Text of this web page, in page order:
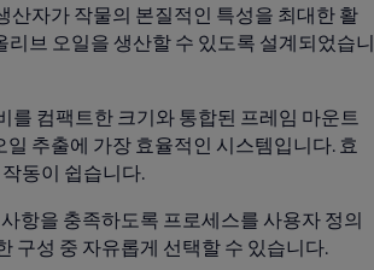
자가 작물의 본질적인 특성을 최대한 활
브 오일을 생산할 수 있도록 설계되었습니
를 컴팩트한 크기와 통합된 프레임 마운트
추출에 가장 효율적인 시스템입니다. 효
동이 쉽습니다.
항을 충족하도록 프로세스를 사용자 정의
구성 중 자유롭게 선택할 수 있습니다.